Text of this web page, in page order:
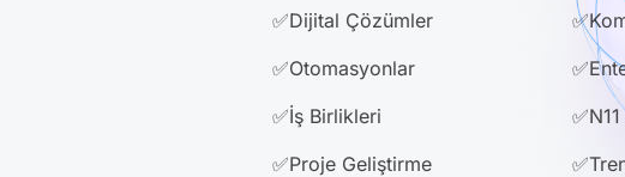
✅Dijital Çözümler
✅Otomasyonlar
✅İş Birlikleri
✅Proje Geliştirme